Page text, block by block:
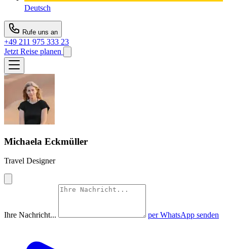
Deutsch
Rufe uns an
+49 211 975 333 23
Jetzt Reise planen
Michaela Eckmüller
Travel Designer
Ihre Nachricht... per WhatsApp senden